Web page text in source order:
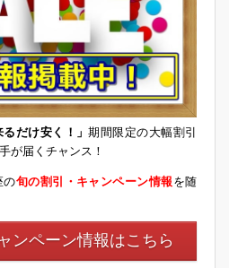
るだけ安く！」期間限定の大幅割引
が届くチャンス！
の旬の割引・キャンペーン情報 を随
ンペーン情報はこちら